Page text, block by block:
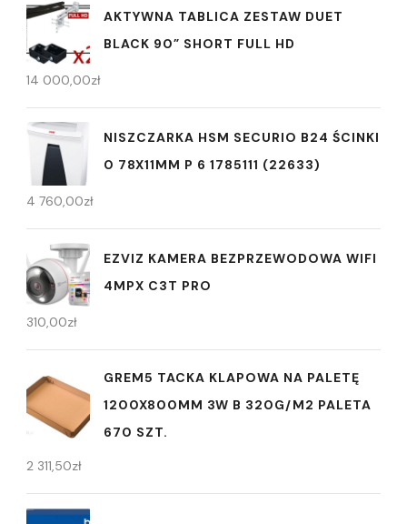
AKTYWNA TABLICA ZESTAW DUET
BLACK 90” SHORT FULL HD
14 000,00zł
NISZCZARKA HSM SECURIO B24 ŚCINKI
0 78X11MM P 6 1785111 (22633)
4 760,00zł
EZVIZ KAMERA BEZPRZEWODOWA WIFI
4MPX C3T PRO
310,00zł
GREM5 TACKA KLAPOWA NA PALETĘ
1200X800MM 3W B 320G/M2 PALETA
670 SZT.
2 311,50zł